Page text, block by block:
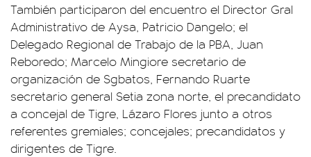
También participaron del encuentro el Director Gral
Administrativo de Aysa, Patricio Dangelo; el
Delegado Regional de Trabajo de la PBA, Juan
Reboredo; Marcelo Mingiore secretario de
organización de Sgbatos, Fernando Ruarte
secretario general Setia zona norte, el precandidato
a concejal de Tigre, Lázaro Flores junto a otros
referentes gremiales; concejales; precandidatos y
dirigentes de Tigre.